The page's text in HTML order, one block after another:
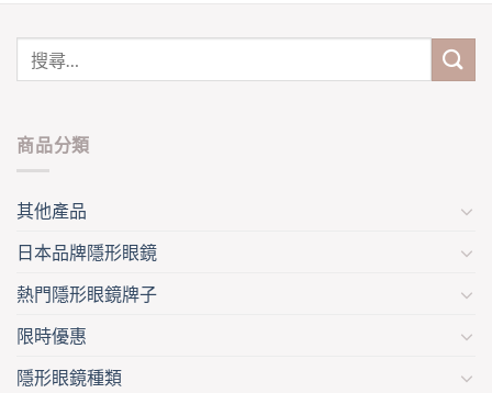
商品分類
其他產品
日本品牌隱形眼鏡
熱門隱形眼鏡牌子
限時優惠
隱形眼鏡種類